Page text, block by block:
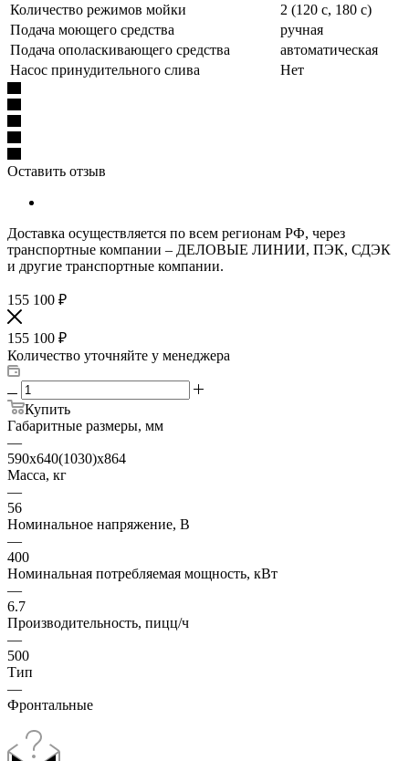
Количество режимов мойки
2 (120 с, 180 с)
Подача моющего средства
ручная
Подача ополаскивающего средства
автоматическая
Насос принудительного слива
Нет
Оставить отзыв
Доставка осуществляется по всем регионам РФ, через
транспортные компании – ДЕЛОВЫЕ ЛИНИИ, ПЭК, СДЭК
и другие транспортные компании.
155 100 ₽
155 100 ₽
Количество уточняйте у менеджера
Купить
Габаритные размеры, мм
—
590x640(1030)x864
Масса, кг
—
56
Номинальное напряжение, В
—
400
Номинальная потребляемая мощность, кВт
—
6.7
Производительность, пицц/ч
—
500
Тип
—
Фронтальные